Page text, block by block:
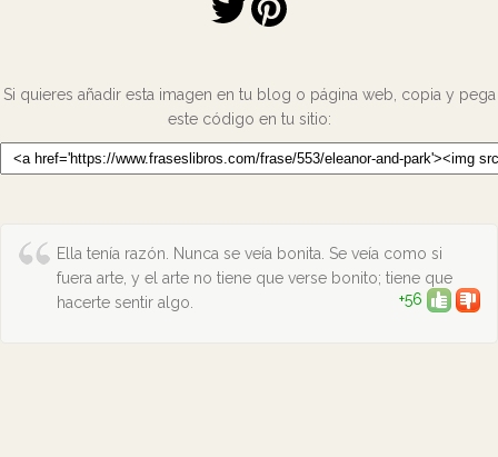
Si quieres añadir esta imagen en tu blog o página web, copia y pega
este código en tu sitio:
Ella tenía razón. Nunca se veía bonita. Se veía como si
fuera arte, y el arte no tiene que verse bonito; tiene que
hacerte sentir algo.
+56